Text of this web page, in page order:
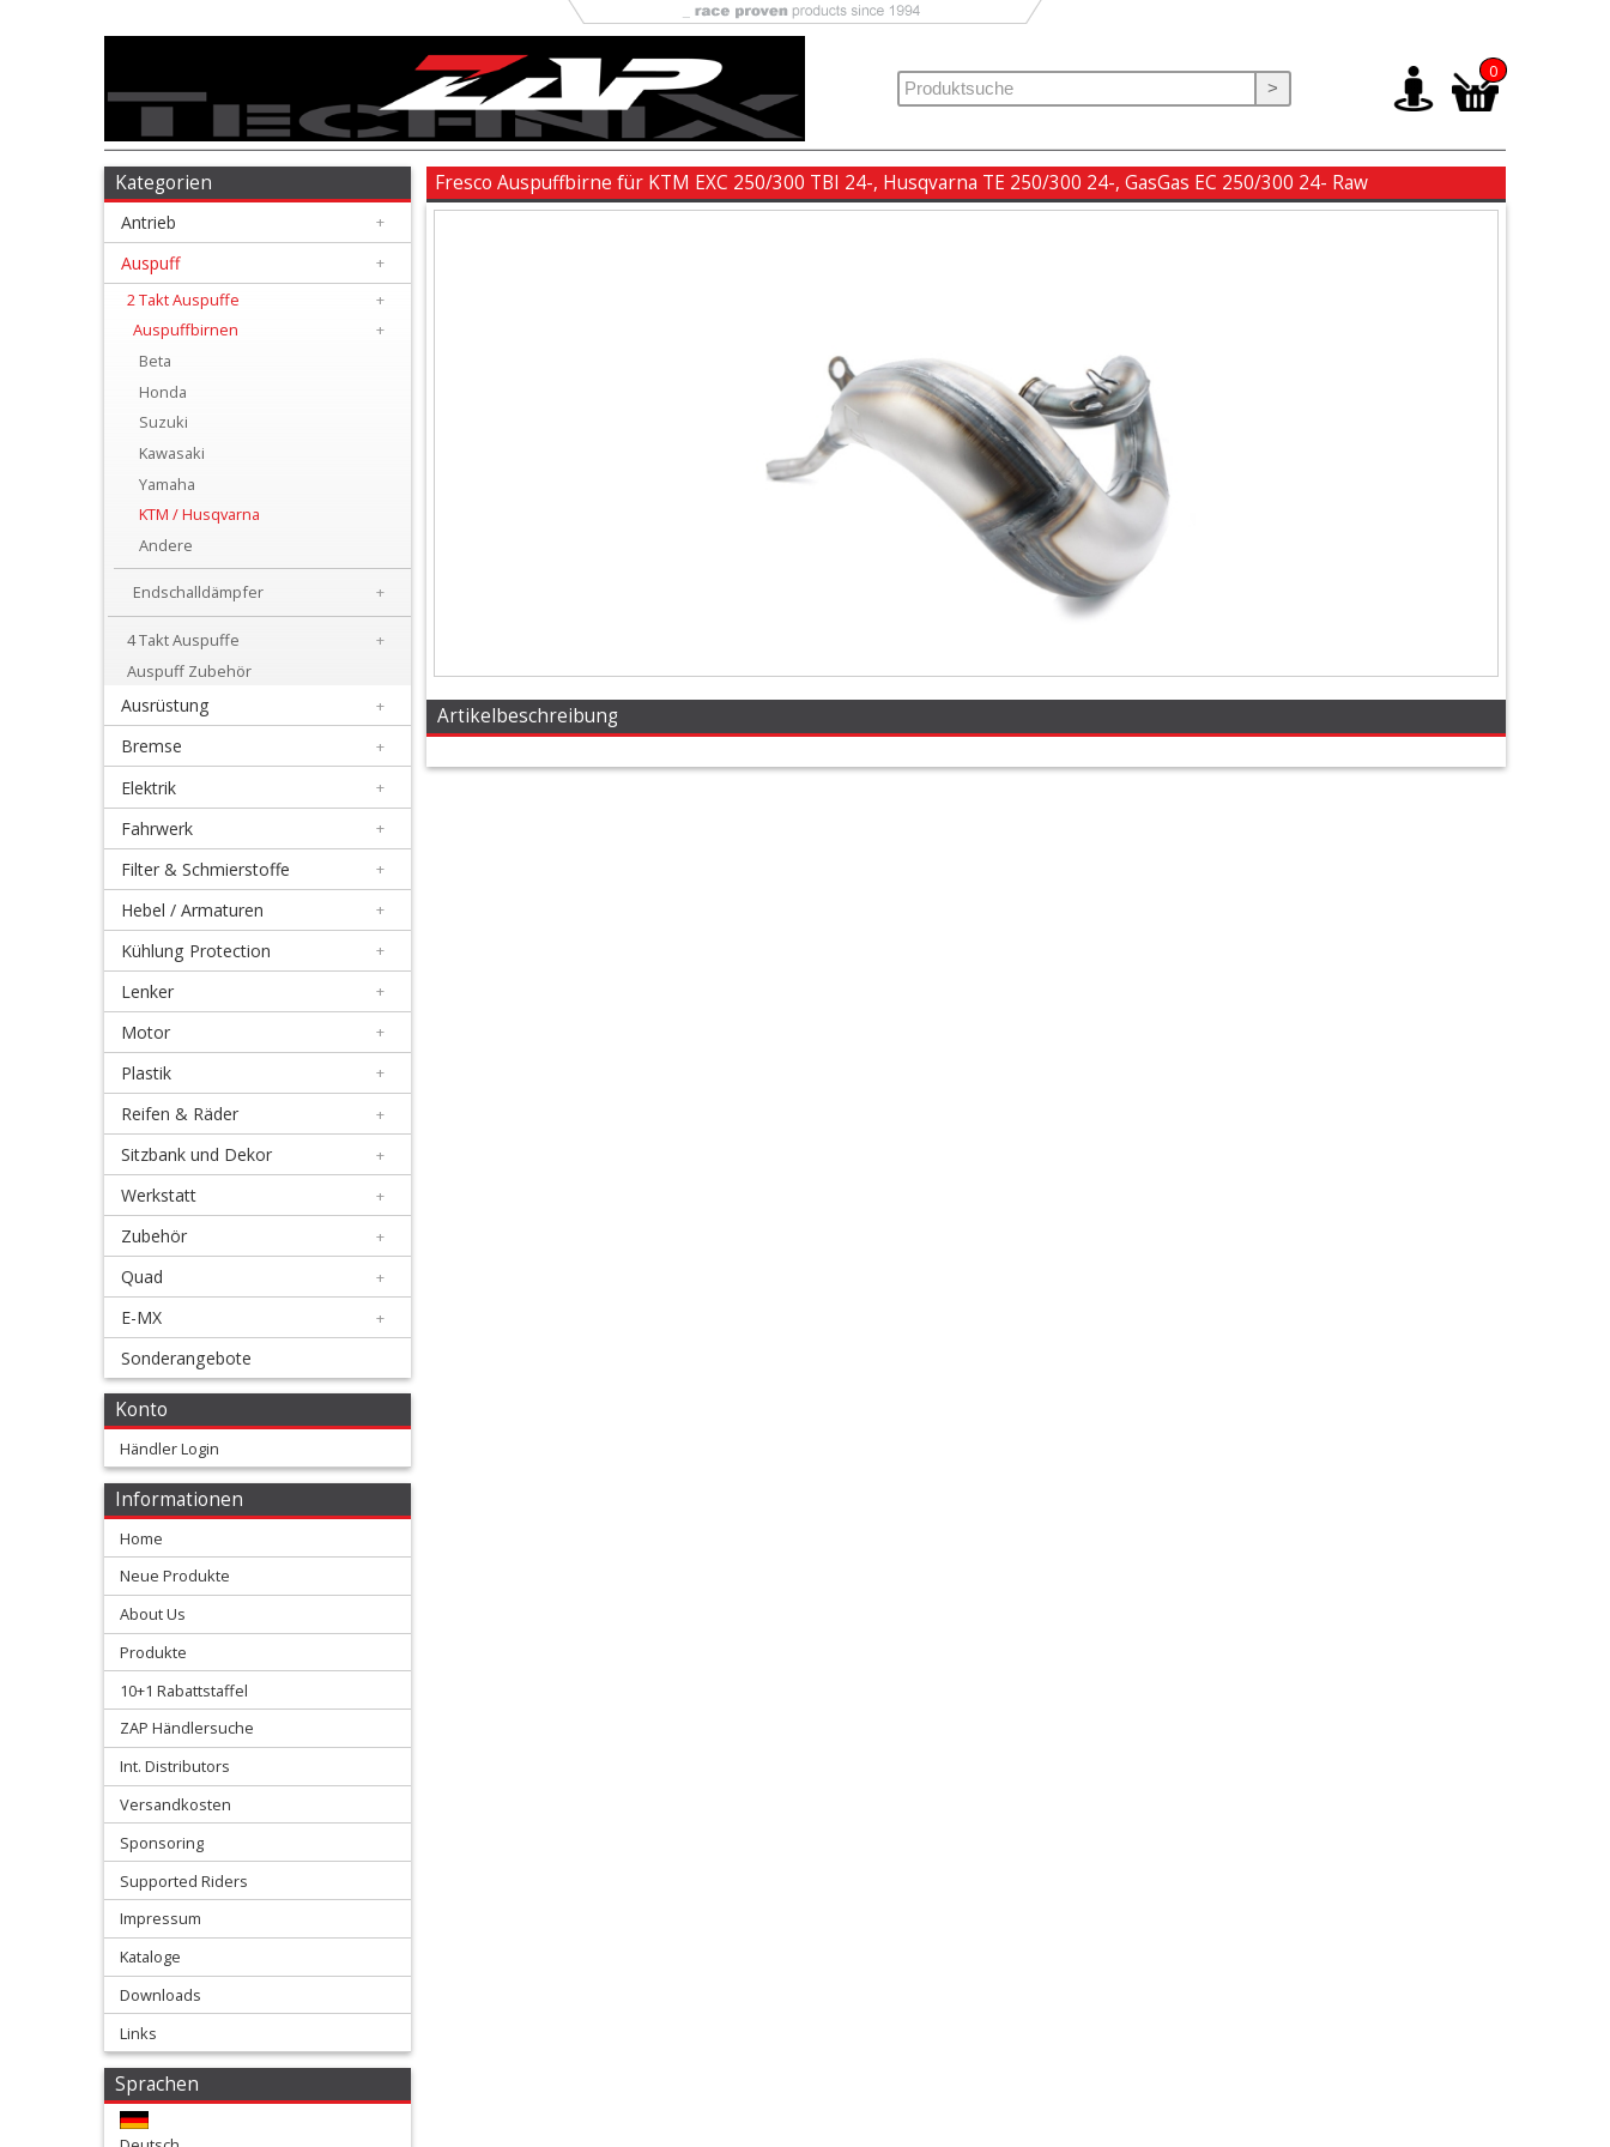
Antrieb
Auspuff
Auspuffe
Auspuffbirnen
Honda
Suzuki
Kawasaki
Yamaha
Husqvarna
Andere
Endschalldämpfer
Auspuffe
Auspuff
Zubehör
Ausrüstung
Bremse
Elektrik
Fahrwerk
Filter
Schmierstoffe
Armaturen
Kühlung
Protection
Lenker
>
0
Kategorien
Antrieb +
Auspuff
+
2 Takt Auspuffe
+
Auspuffbirnen
+
Beta
Honda
Suzuki
Kawasaki
Yamaha
KTM / Husqvarna
Andere
Endschalldämpfer +
4 Takt Auspuffe
+
Auspuff Zubehör
Ausrüstung +
Bremse +
Elektrik +
Fahrwerk +
Filter & Schmierstoffe +
Hebel / Armaturen +
Kühlung Protection +
Lenker +
Motor +
Plastik +
Reifen & Räder +
Sitzbank und Dekor +
Werkstatt +
Zubehör +
Quad +
E-MX +
Sonderangebote
Konto
Händler Login
Informationen
Home
Neue Produkte
About Us
Produkte
10+1 Rabattstaffel
ZAP Händlersuche
Int. Distributors
Versandkosten
Sponsoring
Supported Riders
Impressum
Kataloge
Downloads
Links
Sprachen
Fresco Auspuffbirne für KTM EXC 250/300 TBI 24-, Husqvarna TE 250/300 24-, GasGas EC 250/300 24- Raw
Artikelbeschreibung